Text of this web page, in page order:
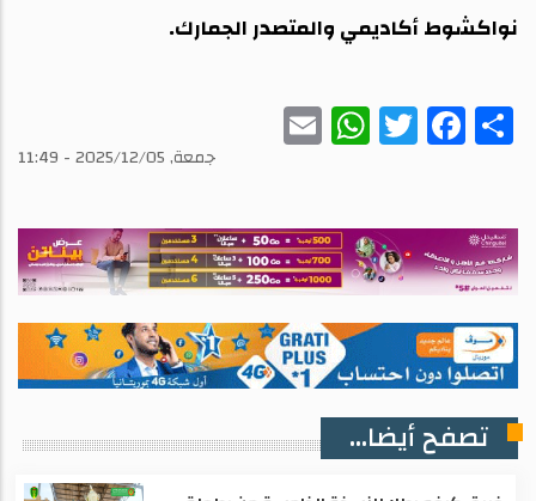
نواكشوط أكاديمي والمتصدر الجمارك.
Share
Facebook
Twitter
WhatsAppجمعة, 2025/12/05 - 11:49
تصفح أيضا...